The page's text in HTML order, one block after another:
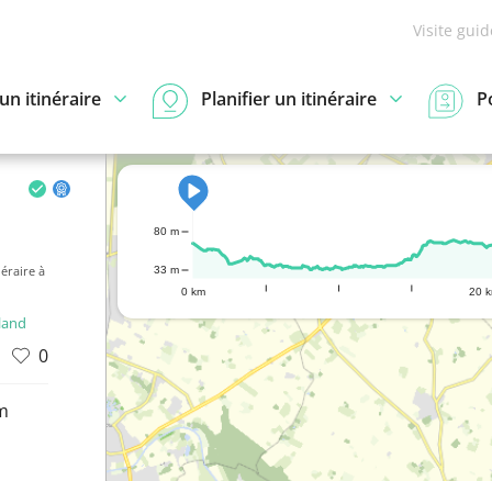
Visite
itinéraire Planifier un itinéraire
à
0
0 km 20
33 m
80 m